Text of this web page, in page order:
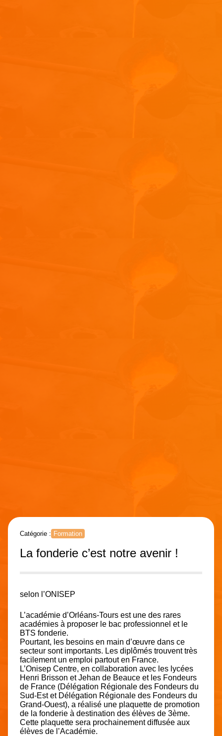
Catégorie : Formation
La fonderie c’est notre avenir !
selon l’ONISEP
L’académie d’Orléans-Tours est une des rares
académies à proposer le bac professionnel et le
BTS fonderie.
Pourtant, les besoins en main d’œuvre dans ce
secteur sont importants. Les diplômés trouvent très
facilement un emploi partout en France.
L’Onisep Centre, en collaboration avec les lycées
Henri Brisson et Jehan de Beauce et les Fondeurs
de France (Délégation Régionale des Fondeurs du
Sud-Est et Délégation Régionale des Fondeurs du
Grand-Ouest), a réalisé une plaquette de promotion
de la fonderie à destination des élèves de 3ème.
Cette plaquette sera prochainement diffusée aux
élèves de l’Académie.